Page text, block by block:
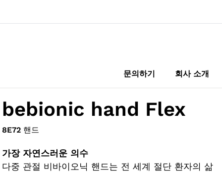
문의하기 회사 소개
bebionic hand Flex
8E72 핸드
가장 자연스러운 의수
다중 관절 비바이오닉 핸드는 전 세계 절단 환자의 삶